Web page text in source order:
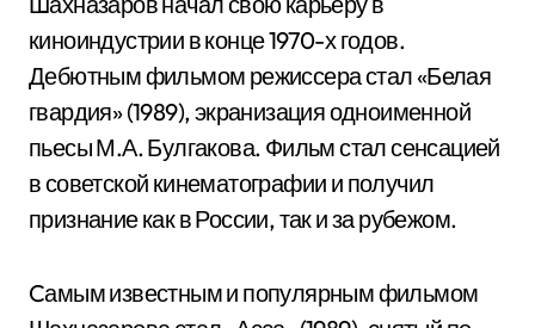
киноиндустрии в конце 1970-х годов.
Дебютным фильмом режиссера стал «Белая
гвардия» (1989), экранизация одноименной
пьесы М.А. Булгакова. Фильм стал сенсацией
в советской кинематографии и получил
признание как в России, так и за рубежом.
Cамым известным и популярным фильмом